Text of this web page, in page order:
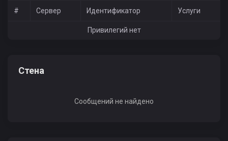
# Сервер Идентификатор Услуги
Привилегий нет
Стена
Сообщений не найдено